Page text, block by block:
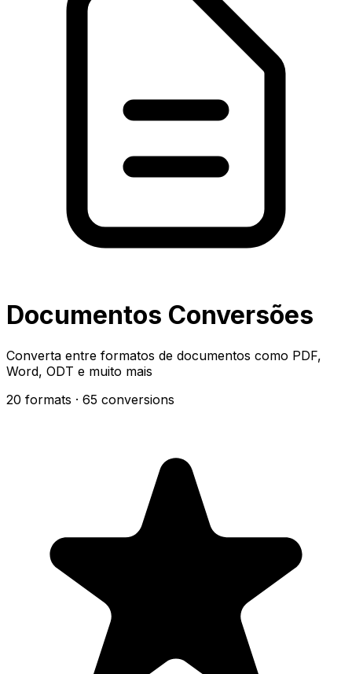
Documentos Conversões
Converta entre formatos de documentos como PDF,
Word, ODT e muito mais
20 formats · 65 conversions